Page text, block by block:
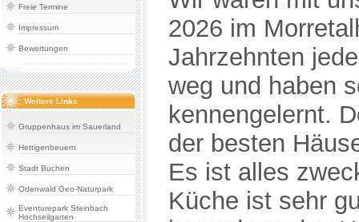
Freie Termine
Impressum
Bewertungen
Weitere Links
Gruppenhaus im Sauerland
Hettigenbeuern
Stadt Buchen
Odenwald Geo-Naturpark
Eventurepark Steinbach
Hochseilgarten